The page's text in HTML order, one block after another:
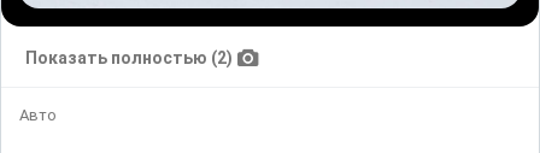
Показать полностью (2)
Авто